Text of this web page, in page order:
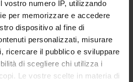
vostro numero IP, utilizzando
per memorizzare e accedere
dispositivo al fine di
personalizzati, misurare
ricercare il pubblico e sviluppare
di scegliere chi utilizza i
Le vostre scelte in materia di